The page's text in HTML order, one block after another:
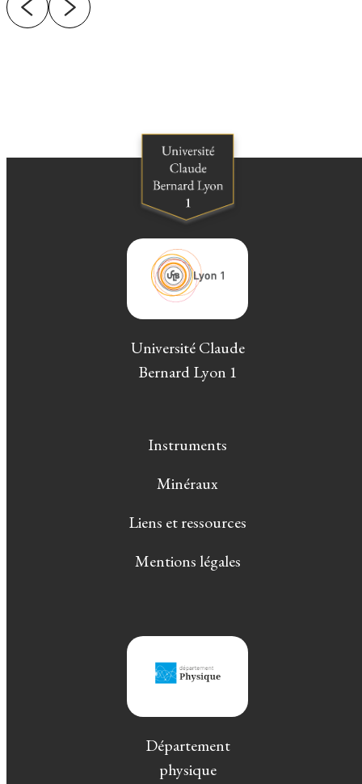
Université Claude
Bernard Lyon 1
Instruments
Minéraux
Liens et ressources
Mentions légales
Département
physique